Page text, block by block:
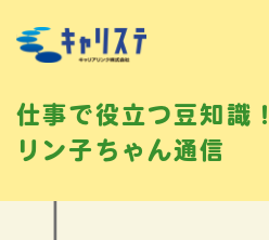
仕事で役立つ豆知識！
リン子ちゃん通信